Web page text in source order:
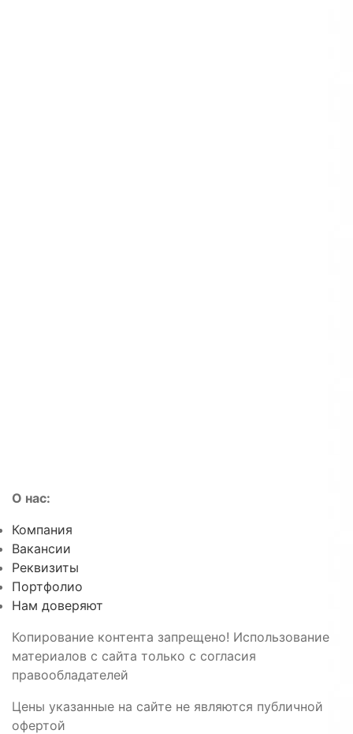
О нас:
Компания
Вакансии
Реквизиты
Портфолио
Нам доверяют
Копирование контента запрещено! Использование
материалов с сайта только с согласия
правообладателей
Цены указанные на сайте не являются публичной
офертой